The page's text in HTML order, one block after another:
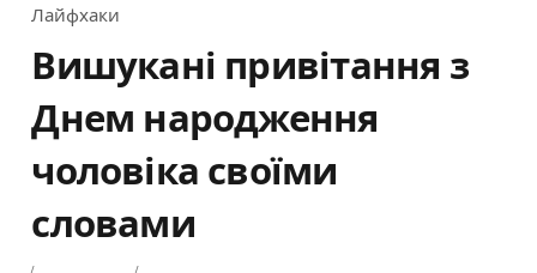
Category
Лайфхаки
Вишукані привітання з
Днем народження
чоловіка своїми
словами